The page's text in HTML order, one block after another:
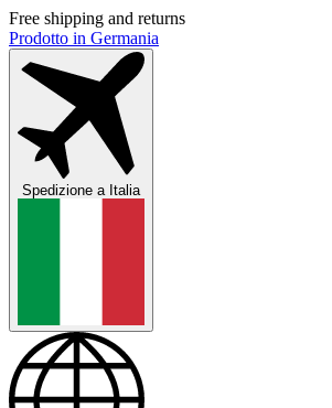
Free shipping and returns
Prodotto in Germania
Spedizione aItalia